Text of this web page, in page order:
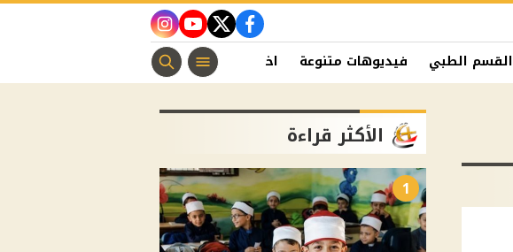
facebook
twitter
youtube
instagram
القسم الطبي فيديوهات متنوعة اخبار الفن منوعات مسيحية
الأكثر قراءة
1